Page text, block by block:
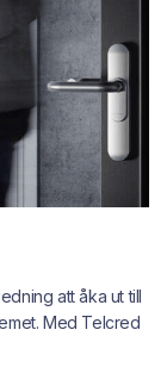
att åka ut till
Med Telcred